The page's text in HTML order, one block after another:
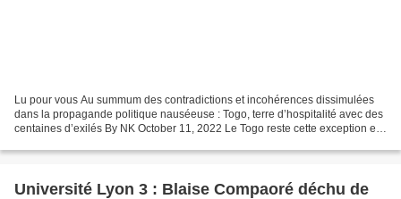
Lu pour vous Au summum des contradictions et incohérences dissimulées
dans la propagande politique nauséeuse : Togo, terre d’hospitalité avec des
centaines d’exilés By NK October 11, 2022 Le Togo reste cette exception en
Université Lyon 3 : Blaise Compaoré déchu de